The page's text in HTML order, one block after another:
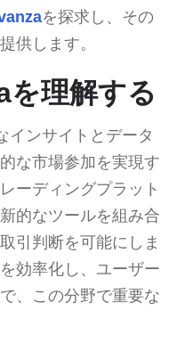
を探求し、その
供します。
理解する
インサイトとデータ
な市場参加を実現す
ーディングプラット
的なツールを組み合
引判断を可能にしま
効率化し、ユーザー
、この分野で重要な